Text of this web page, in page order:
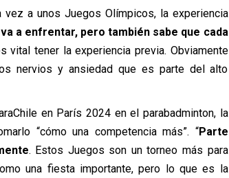
vez a unos Juegos Olímpicos, la experiencia
a enfrentar, pero también sabe que cada
vital tener la experiencia previa. Obviamente
nervios y ansiedad que es parte del alto
en París 2024 en el parabadminton, la
“cómo una competencia más”. “Parte
. Estos Juegos son un torneo más para
una fiesta importante, pero lo que es la